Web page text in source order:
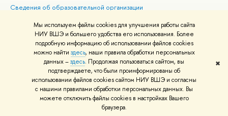
Мы используем файлы cookies для улучшения работы сайта
НИУ ВШЭ и большего удобства его использования. Более
подробную информацию об использовании файлов cookies
можно найти здесь, наши правила обработки персональных
данных –здесь. Продолжая пользоваться сайтом, вы
подтверждаете, что были проинформированы об
использовании файлов cookies сайтом НИУ ВШЭ и согласны
с нашими правилами обработки персональных данных. Вы
можете отключить файлы cookies в настройках Вашего
браузера.
✖
Сведения об образовательной организации
Людям с ограниченными возможностями здоровья
Единая платежная страница
Работа в Вышке
© НИУ ВШЭ 1993–2026 Адреса и контакты Условия использования
материалов Политика конфиденциальности Карта сайта
Шрифты HSE Sans и HSE Slab разработаны вШколе дизайна НИУ ВШЭ